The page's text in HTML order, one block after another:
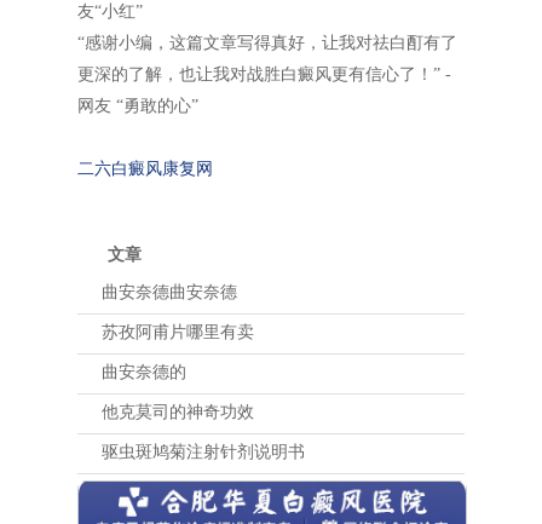
友“小红”
“感谢小编，这篇文章写得真好，让我对祛白酊有了
更深的了解，也让我对战胜白癜风更有信心了！” -
网友 “勇敢的心”
二六白癜风康复网
文章
曲安奈德曲安奈德
苏孜阿甫片哪里有卖
曲安奈德的
他克莫司的神奇功效
驱虫斑鸠菊注射针剂说明书